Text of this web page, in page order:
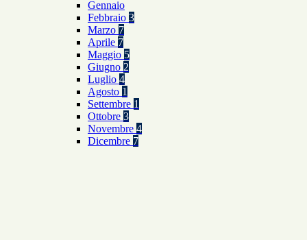
Gennaio
Febbraio 3
Marzo 7
Aprile 7
Maggio 5
Giugno 2
Luglio 4
Agosto 1
Settembre 1
Ottobre 3
Novembre 4
Dicembre 7